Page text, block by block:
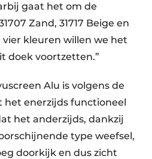
gaat het om de
Zand, 31717 Beige en
vier kleuren willen we het
doek voortzetten.”
Alu is volgens de
enerzijds functioneel
het anderzijds, dankzij
type weefsel,
doorkijk en dus zicht